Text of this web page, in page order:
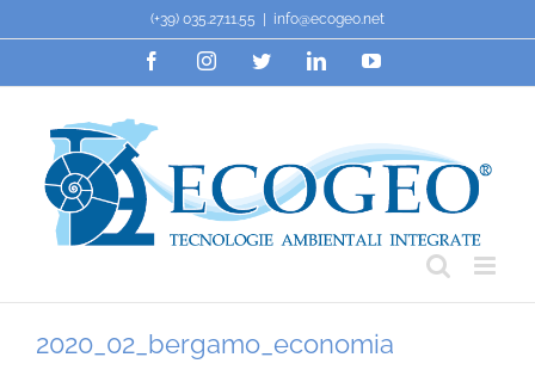
al
(+39) 035.27.11.55 info@ecogeo.net
FacebookInstagramTwitterLinkedInYouTube
2020_02_bergamo_economia